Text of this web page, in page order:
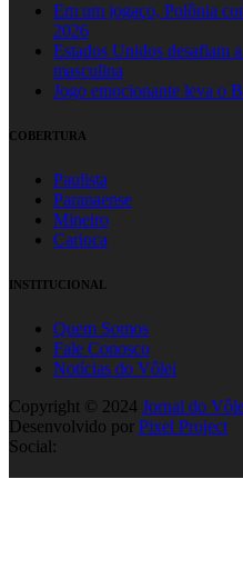
Em um jogaço, Polônia
2026
Estados Unidos desafiam
masculina
Jogo emocionante leva o
COBERTURA
Paulista
Paranaense
Mineiro
Carioca
INSTITUCIONAL
Quem Somos
Fale Conosco
Notícias do Vôlei
Copyright © 2024 Jornal do
Desenvolvido por Pixel Project
Social: